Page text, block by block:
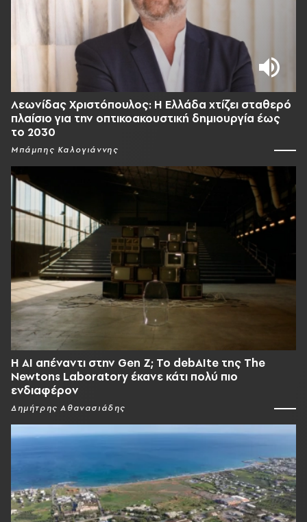
Λεωνίδας Χριστόπουλος: Η Ελλάδα χτίζει σταθερό
πλαίσιο για την οπτικοακουστική δημιουργία έως
το 2030
Μπάμπης Καλογιάννης
Η AI απέναντι στην Gen Z; Το debAIte της The
Newtons Laboratory έκανε κάτι πολύ πιο
ενδιαφέρον
Δημήτρης Αθανασιάδης